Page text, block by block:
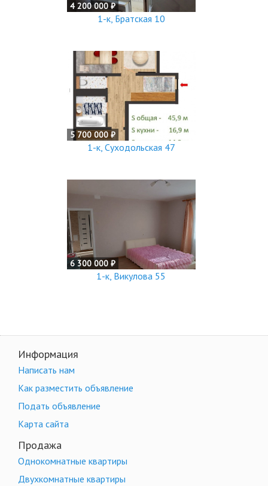
4 200 000 ₽
1-к, Братская 10
5 700 000 ₽
1-к, Суходольская 47
6 300 000 ₽
1-к, Викулова 55
Информация
Написать нам
Как разместить объявление
Подать объявление
Карта сайта
Продажа
Однокомнатные квартиры
Двухкомнатные квартиры